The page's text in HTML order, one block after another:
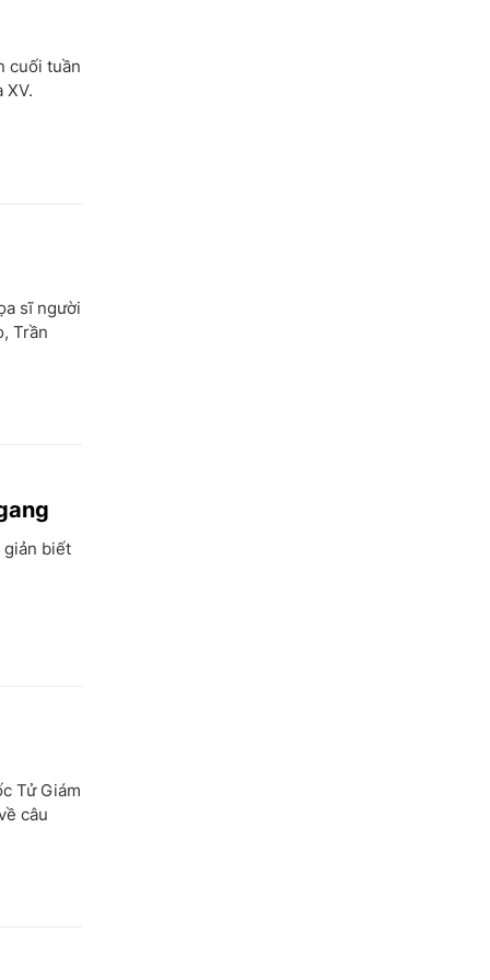
cuối tuần
XV.
sĩ người
Trần
giản biết
Tử Giám
câu